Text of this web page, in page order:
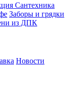
Сантехника
Заборы и грядки
из ДПК
Новости